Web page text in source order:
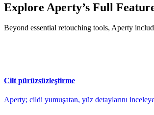
Explore Aperty’s Full
Beyond essential retouching tools, Aperty
Cilt pürüzsüzleştirme
Aperty; cildi yumuşatan, yüz detaylarını